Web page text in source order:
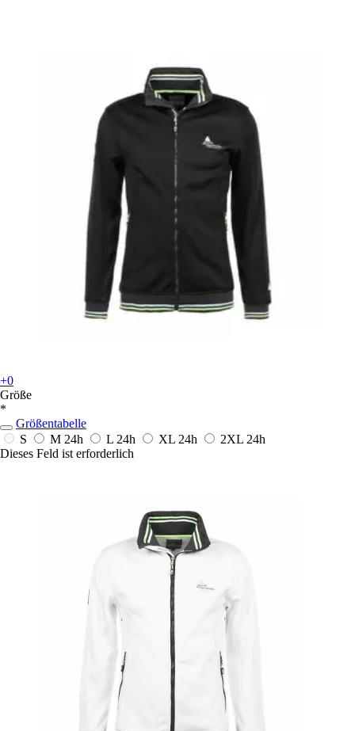
+0
Größe
*
Größentabelle
S
M 24h L 24h XL 24h 2XL 24h
Dieses Feld ist erforderlich